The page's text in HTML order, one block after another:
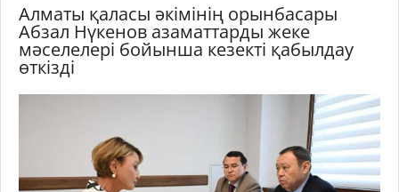
Алматы қаласы әкімінің орынбасары
Абзал Нүкенов азаматтарды жеке
мәселелері бойынша кезекті қабылдау
өткізді